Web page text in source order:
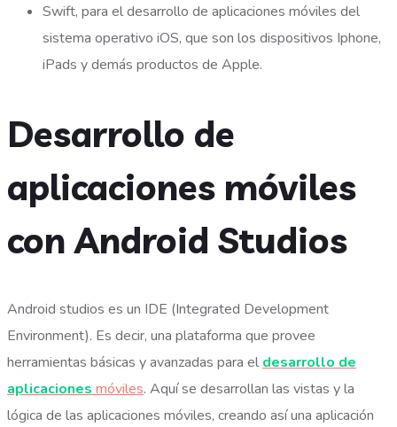
Swift, para el desarrollo de aplicaciones móviles del
sistema operativo iOS, que son los dispositivos Iphone,
iPads y demás productos de Apple.
Desarrollo de
aplicaciones móviles
con Android Studios
Android studios es un IDE (Integrated Development
Environment). Es decir, una plataforma que provee
herramientas básicas y avanzadas para el desarrollo de
aplicaciones móviles. Aquí se desarrollan las vistas y la
lógica de las aplicaciones móviles, creando así una aplicación